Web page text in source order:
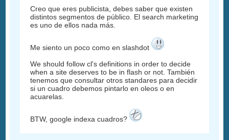
Creo que eres publicista, debes saber que existen
distintos segmentos de público. El search marketing
es uno de ellos nada más.
Me siento un poco como en slashdot
We should follow cl's definitions in order to decide
when a site deserves to be in flash or not. También
tenemos que consultar otros standares para decidir
si un cuadro debemos pintarlo en oleos o en
acuarelas.
BTW, google indexa cuadros?